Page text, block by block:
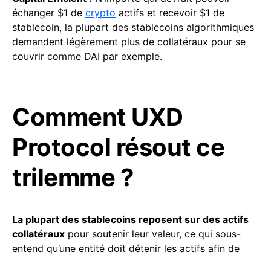
échanger $1 de crypto actifs et recevoir $1 de
stablecoin, la plupart des stablecoins algorithmiques
demandent légèrement plus de collatéraux pour se
couvrir comme DAI par exemple.
Comment UXD
Protocol résout ce
trilemme ?
La plupart des stablecoins reposent sur des actifs
collatéraux pour soutenir leur valeur, ce qui sous-
entend qu’une entité doit détenir les actifs afin de